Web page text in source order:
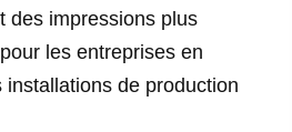
des impressions plus
les entreprises en
de production